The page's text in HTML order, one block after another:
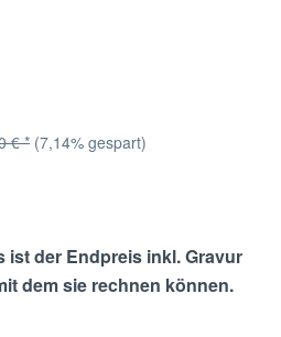
€ * (7,14% gespart)
ist der Endpreis inkl. Gravur
dem sie rechnen können.